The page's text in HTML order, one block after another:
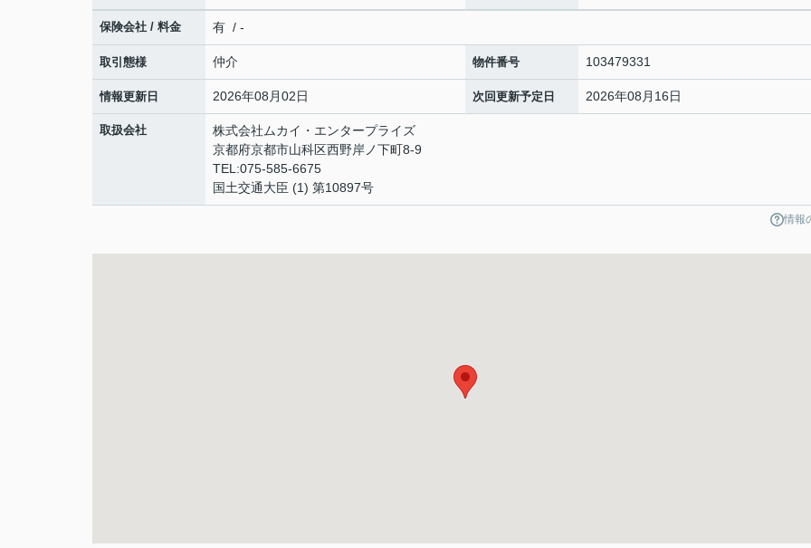
保険会社 / 料金 有 / -
取引態様 仲介 物件番号 103479331
情報更新日 2026年08月02日 次回更新予定日 2026年08月16日
取扱会社
株式会社ムカイ・エンタープライズ
京都府京都市山科区西野岸ノ下町8-9
TEL:075-585-6675
国土交通大臣 (1) 第10897号
情報